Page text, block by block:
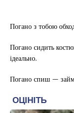
Погано з тобою
Погано сидить
ідеально.
Погано спиш —